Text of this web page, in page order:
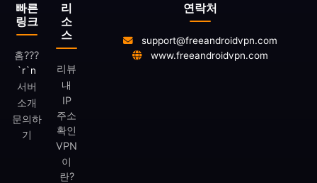
빠른
링크
홈???
`r`n
서버
소개
문의하
기
리
소
스
리뷰
내
IP
주소
확인
VPN
이
란?
연락처
support@freeandroidvpn.com
www.freeandroidvpn.com